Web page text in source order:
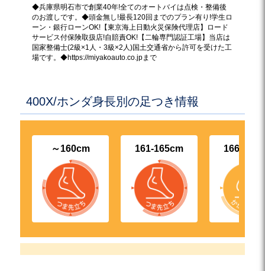
◆兵庫県明石市で創業40年!全てのオートバイは点検・整備後
のお渡しです。◆頭金無し!最長120回までのプラン有り!学生ロ
ーン・銀行ローンOK!【東京海上日動火災保険代理店】ロード
サービス付保険取扱店!自賠責OK!【二輪専門認証工場】当店は
国家整備士(2級×1人・3級×2人)国土交通省から許可を受けた工
場です。◆https://miyakoauto.co.jpまで
400X/ホンダ身長別の足つき情報
～160cm 161-165cm 166-